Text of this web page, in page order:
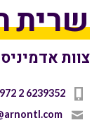
שרית
צוות